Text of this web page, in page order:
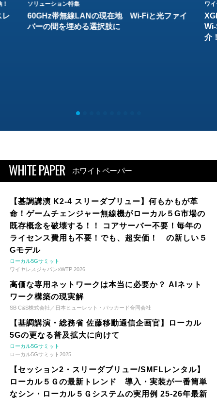
レ
ソリューション特集
60GHz帯無線LANの現在地 Wi-Fiと光ファイ
バーの間を埋める選択肢に
ワ
介
WHITE PAPER ホワイトペーパー
【基調講演 K2-4 スリーダブリュー】何もかもが革
命！ゲームチェンジャー無線機がローカル５G市場の
既存概念を破壊する！！ コアサーバー不要！毎年の
ライセンス費用も不要！でも、超安価！ の新しい５
Gモデル
ローカル5Gサミット
ワイヤレスジャパン×WTP 2026
高価な専用ネットワークは本当に必要か？ AIネット
ワーク構築の現実解
SB C&S株式会社／日本ヒューレット・パッカード合同会社
【基調講演・総務省 佐藤移動通信企画官】ローカル
5Gの更なる普及拡大に向けて
ローカル5Gサミット
ローカル5Gサミット2025
【セッション2・スリーダブリュー/SMFLレンタル】
ローカル５Ｇの最新トレンド 導入・実装が一番簡単
なシン・ローカル５Ｇシステムの実用例 25-26年最新